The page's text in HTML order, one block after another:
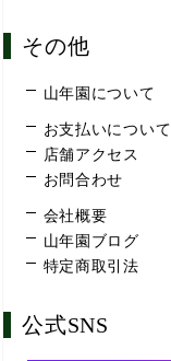
その他
山年園について
お支払いについて
店舗アクセス
お問合わせ
会社概要
山年園ブログ
特定商取引法
公式SNS